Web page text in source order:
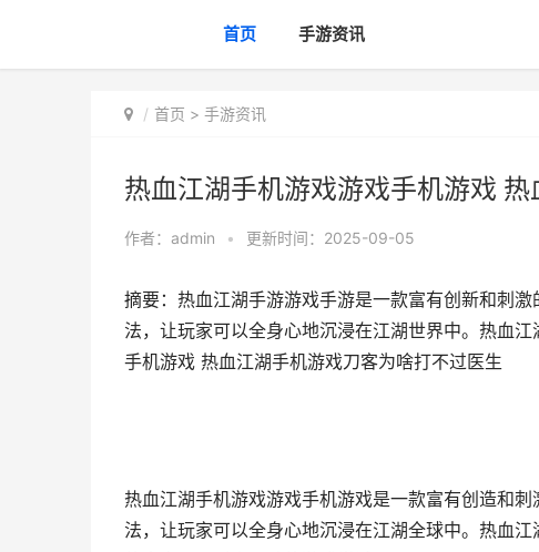
首页 手游资讯
首页 > 手游资讯
热血江湖手机游戏游戏手机游戏
作者： admin • 更新时间：2025-09-05
摘要：热血江湖手游游戏手游是一款富有创新和刺
法，让玩家可以全身心地沉浸在江湖世界中。热血
手机游戏 热血江湖手机游戏刀客为啥打不过医生
热血江湖手机游戏游戏手机游戏是一款富有创造和
法，让玩家可以全身心地沉浸在江湖全球中。热血